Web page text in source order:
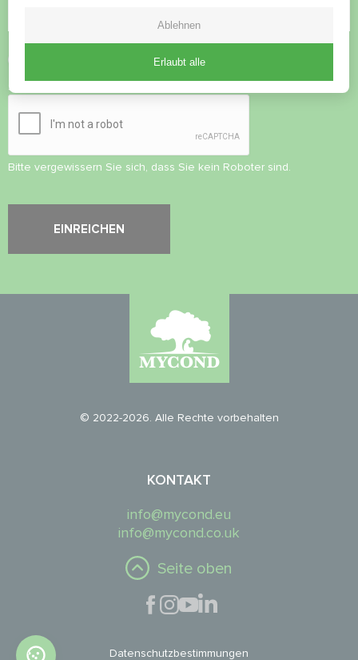
Datenschutzbestimmungen
Sicherheitsüberprüfung
Bitte vergewissern Sie sich, dass Sie kein Roboter sind.
© 2022-2026. Alle Rechte vorbehalten
KONTAKT
info@mycond.eu
info@mycond.co.uk
Seite oben
Datenschutzbestimmungen
Ablehnen
Erlaubt alle